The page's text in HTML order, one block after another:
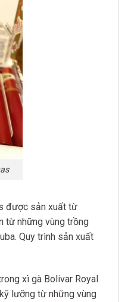
được sản xuất từ
từ những vùng trồng
Quy trình sản xuất
xì gà Bolivar Royal
lưỡng từ những vùng